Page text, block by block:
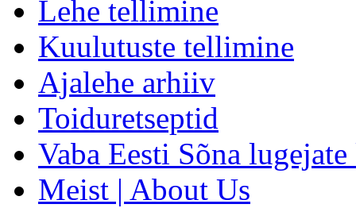
Lehe tellimine
Kuulutuste tellimine
Ajalehe arhiiv
Toiduretseptid
Vaba Eesti Sõna
Meist | About Us